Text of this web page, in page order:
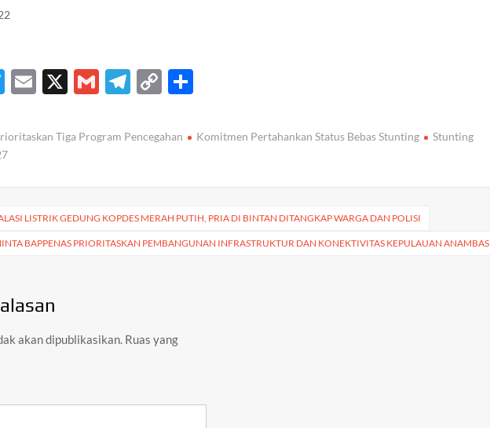
T
itt
er
E
ail
X
G
ail
T
e
a
C
p
Li
k
ar
Tiga Program Pencegahan Komitmen Pertahankan Status Bebas Stunting
Stunting
LISTRIK GEDUNG KOPDES MERAH PUTIH, PRIA DI BINTAN DITANGKAP WARGA DAN POLISI
BAPPENAS PRIORITASKAN PEMBANGUNAN INFRASTRUKTUR DAN KONEKTIVITAS KEPULAUAN ANAMBAS
akan dipublikasikan. Ruas yang